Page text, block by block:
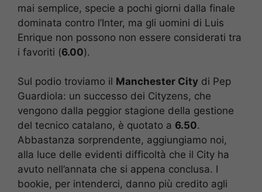
mai semplice, specie a pochi giorni dalla finale
dominata contro l’Inter, ma gli uomini di Luis
Enrique non possono non essere considerati tra
i favoriti (6.00).
Sul podio troviamo il Manchester City di Pep
Guardiola: un successo dei Cityzens, che
vengono dalla peggior stagione della gestione
del tecnico catalano, è quotato a 6.50.
Abbastanza sorprendente, aggiungiamo noi,
alla luce delle evidenti difficoltà che il City ha
avuto nell’annata che si appena conclusa. I
bookie, per intenderci, danno più credito agli